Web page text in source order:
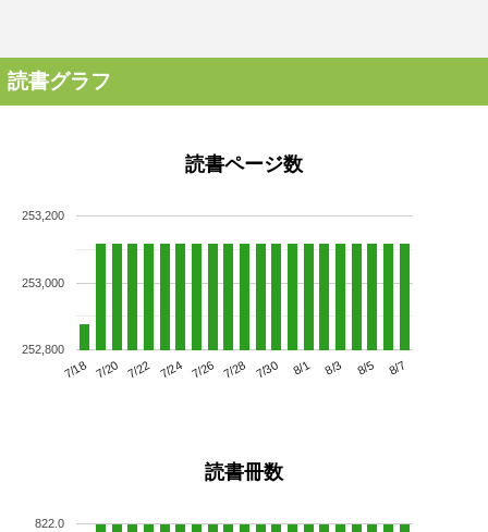
読書グラフ
読書ページ数
7/18 7/20 7/22 7/24 7/26 7/28 7/30 8/1 8/3 8/5 8/7
252,800
253,000
253,200
読書冊数
822.0